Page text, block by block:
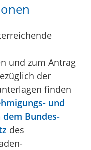
und zum Antrag
der
finden
und
Bundes-
des